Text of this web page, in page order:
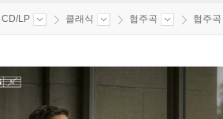
CD/LP 클래식 협주곡 협주